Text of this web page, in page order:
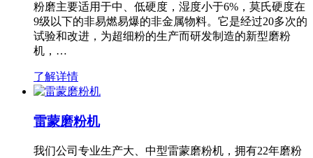
粉磨主要适用于中、低硬度，湿度小于6%，莫氏硬度在
9级以下的非易燃易爆的非金属物料。它是经过20多次的
试验和改进，为超细粉的生产而研发制造的新型磨粉
机，…
了解详情
雷蒙磨粉机
我们公司专业生产大、中型雷蒙磨粉机，拥有22年磨粉